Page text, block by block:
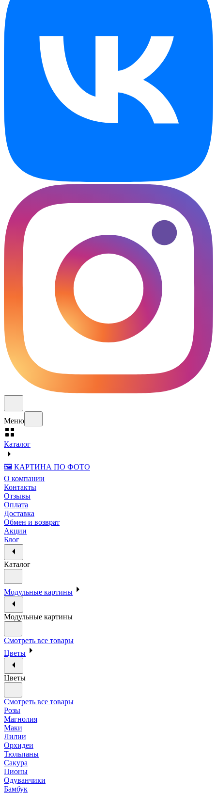
Меню
Каталог
🖼️ КАРТИНА ПО ФОТО
О компании
Контакты
Отзывы
Оплата
Доставка
Обмен и возврат
Акции
Блог
Каталог
Модульные картины
Модульные картины
Смотреть все товары
Цветы
Цветы
Смотреть все товары
Розы
Магнолия
Маки
Лилии
Орхидеи
Тюльпаны
Сакура
Пионы
Одуванчики
Бамбук